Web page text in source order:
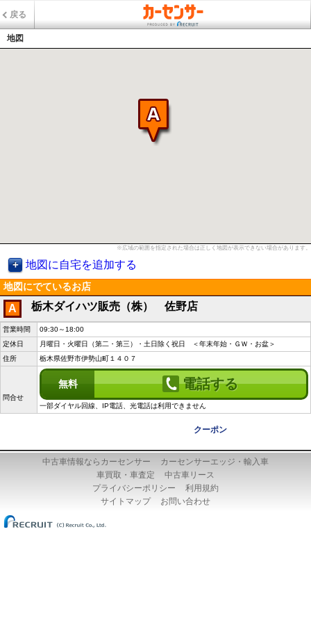
戻る
地図
※広域の範囲を指定された場合は正しく地図が表示できない場合があります。
地図に自宅を追加する
地図にでているお店
A 栃木ダイハツ販売（株） 佐野店
営業時間
09:30～18:00
定休日
月曜日・火曜日（第二・第三）・土日除く祝日 ＜年末年始・ＧＷ・お盆＞
住所
栃木県佐野市伊勢山町１４０７
問合せ
無料 電話する
一部ダイヤル回線、IP電話、光電話は利用できません
クーポン
中古車情報ならカーセンサー
カーセンサーエッジ・輸入車
車買取・車査定
中古車リース
プライバシーポリシー
利用規約
サイトマップ
お問い合わせ